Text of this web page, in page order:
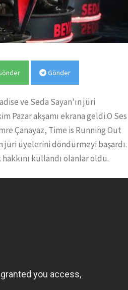
Gönder
ve Seda Sayan'ın jüri
Pazar akşamı ekrana geldi.O Ses
Çanayaz, Time is Running Out
jüri üyelerini döndürmeyi başardı.
kullandı olanlar oldu.